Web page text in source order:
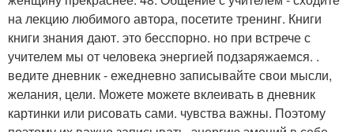
на лекцию любимого автора, посетите тренинг. Книги
книги знания дают. это бесспорно. но при встрече с
учителем мы от человека энергией подзаряжаемся. .
ведите дневник - ежедневно записывайте свои мысли,
желания, цели. Можете можете вклеивать в дневник
картинки или рисовать сами. чувства важны. Поэтому